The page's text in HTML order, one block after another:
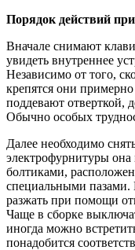
Порядок действий
Вначале снимают
увидеть внутреннее
Независимо от того,
крепятся они
поддевают отверткой,
Обычно особых
Далее необходимо
электрофурнитуры
болтиками,
специальными пазами.
разжать при помощи
Чаще в сборке
иногда можно
понадобится